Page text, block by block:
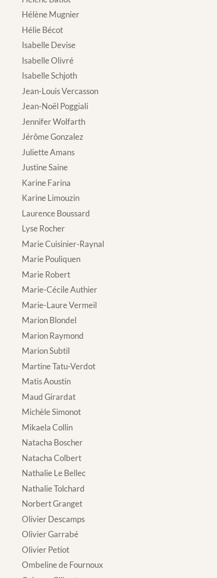
Hélène Mugnier
Hélie Bécot
Isabelle Devise
Isabelle Olivré
Isabelle Schjoth
Jean-Louis Vercasson
Jean-Noël Poggiali
Jennifer Wolfarth
Jérôme Gonzalez
Juliette Amans
Justine Saine
Karine Farina
Karine Limouzin
Laurence Boussard
Lyse Rocher
Marie Cuisinier-Raynal
Marie Pouliquen
Marie Robert
Marie-Cécile Authier
Marie-Laure Vermeil
Marion Blondel
Marion Raymond
Marion Subtil
Martine Tatu-Verdot
Matis Aoustin
Maud Girardat
Michèle Simonot
Mikaela Collin
Natacha Boscher
Natacha Colbert
Nathalie Le Bellec
Nathalie Tolchard
Norbert Granget
Olivier Descamps
Olivier Garrabé
Olivier Petiot
Ombeline de Fournoux